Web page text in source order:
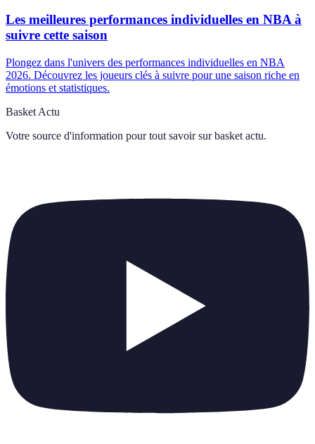
Les meilleures performances individuelles en NBA à
suivre cette saison
Plongez dans l'univers des performances individuelles en NBA
2026. Découvrez les joueurs clés à suivre pour une saison riche en
émotions et statistiques.
Basket Actu
Votre source d'information pour tout savoir sur basket actu.